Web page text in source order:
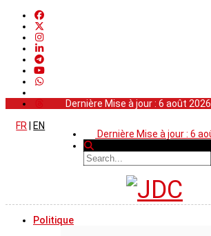
Dernière Mise à jour : 6
Dernière Mise à jour : 6 août
FR
EN
Politique